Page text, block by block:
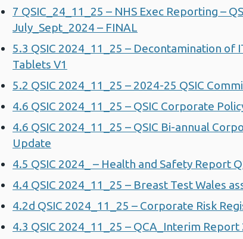
7 QSIC_24_11_25 – NHS Exec Reporting –
July_Sept_2024 – FINAL
5.3 QSIC 2024_11_25 – Decontamination of
Tablets V1
5.2 QSIC 2024_11_25 – 2024-25 QSIC
4.6 QSIC 2024_11_25 – QSIC Corporate
4.6 QSIC 2024_11_25 – QSIC Bi-annual
Update
4.5 QSIC 2024_ – Health and Safety Report
4.4 QSIC 2024_11_25 – Breast Test Wales
4.2d QSIC 2024_11_25 – Corporate Risk
4.3 QSIC 2024_11_25 – QCA_Interim